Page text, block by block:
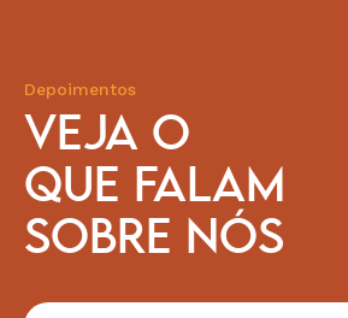
Depoimentos
VEJA O
QUE FALAM
SOBRE NÓS